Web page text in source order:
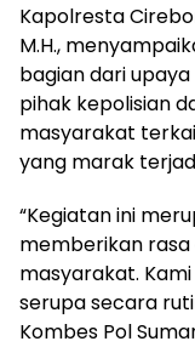
Kapolresta
M.H.,
bagian dari
pihak kepolisian
masyarakat
yang marak
“Kegiatan ini
memberikan
masyarakat.
serupa secara
Kombes Pol